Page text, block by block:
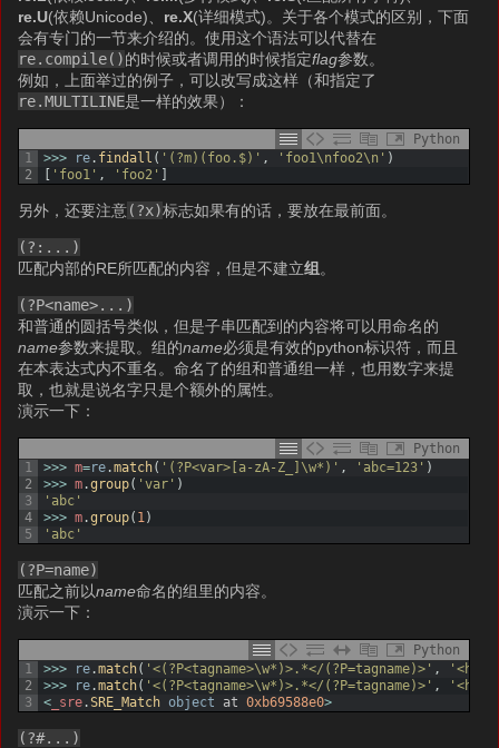
re.U(依赖Unicode)、 re.X(详细模式)。关于各个模式的区别，下面
会有专门的一节来介绍的。使用这个语法可以代替在
re.compile()的时候或者调用的时候指定flag参数。
例如，上面举过的例子，可以改写成这样（和指定了
re.MULTILINE是一样的效果）：
Python
1
2
>>> re. findall ( '(?m)(foo.$)' , 'foo1\nfoo2\n' )
[ 'foo1' , 'foo2' ]
另外，还要注意(?x)标志如果有的话，要放在最前面。
(?:...)
匹配内部的RE所匹配的内容，但是不建立组。
(?P<name>...)
和普通的圆括号类似，但是子串匹配到的内容将可以用命名的
name参数来提取。组的name必须是有效的python标识符，而且
在本表达式内不重名。命名了的组和普通组一样，也用数字来提
取，也就是说名字只是个额外的属性。
演示一下：
Python
1
2
3
4
5
>>> m=re.match( '(?P<var>[a-zA-Z_]\w*)' , 'abc=123' )
>>> m.group( 'var' )
'abc'
>>> m.group( 1 )
'abc'
(?P=name)
匹配之前以name命名的组里的内容。
演示一下：
Python
1
2
3
>>> re.match( '<(?P<tagname>\w*)>.*</(?P=tagname)>' ,
>>>
re.match( '<(?P<tagname>\w*)>.*</(?P=tagname)>' ,
< _sre.SRE_Match object at 0xb69588e0>
(?#...)